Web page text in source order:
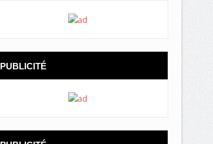
PUBLICITÉ